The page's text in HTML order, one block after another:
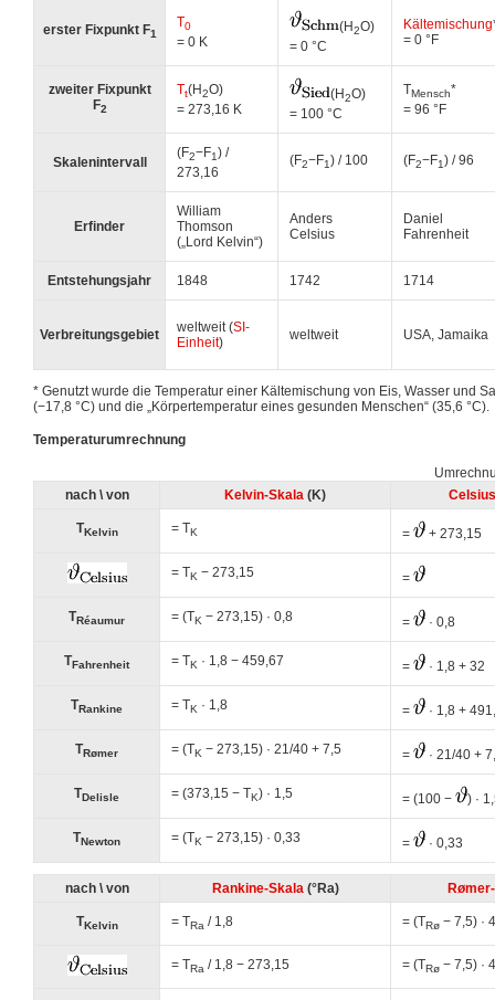
erster Fixpunkt F1
T0
= 0 K
(H2O)
= 0 °C
Kältemischung
= 0 °F
zweiter Fixpunkt
F2
Tt(H2O)
= 273,16 K
(H2O)
= 100 °C
TMensch*
= 96 °F
Skalenintervall
(F2−F1) /
273,16
(F2−F1) / 100 (F2−F1) / 96
Erfinder
William
Thomson
(„Lord Kelvin“)
Anders
Celsius
Daniel
Fahrenheit
Entstehungsjahr 1848 1742 1714
Verbreitungsgebiet weltweit (SI-
Einheit) weltweit USA, Jamaika
* Genutzt wurde die Temperatur einer Kältemischung von Eis, Wasser und
(−17,8 °C) und die „Körpertemperatur eines gesunden Menschen“ (35,6 °C).
Temperaturumrechnung
nach \ von
Kelvin-Skala (K)
TKelvin = TK = + 273,15
= TK − 273,15 =
TRéaumur = (TK − 273,15) · 0,8 = · 0,8
TFahrenheit = TK · 1,8 − 459,67 = · 1,8 + 32
TRankine = TK · 1,8 = · 1,8 +
TRømer = (TK − 273,15) · 21/40 + 7,5 = · 21/40 +
TDelisle = (373,15 − TK) · 1,5 = (100 − ) ·
TNewton = (TK − 273,15) · 0,33 = · 0,33
nach \ von Rankine-Skala(°Ra)
TKelvin = TRa / 1,8 = (TRø − 7,5) ·
= TRa / 1,8 − 273,15 = (TRø − 7,5) ·